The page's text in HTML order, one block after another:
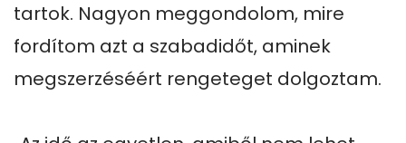
tartok. Nagyon meggondolom, mire
fordítom azt a szabadidőt, aminek
megszerzéséért rengeteget dolgoztam.